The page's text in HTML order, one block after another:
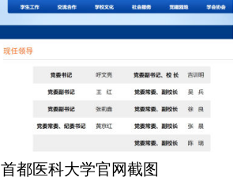
首都医科大学官网截图